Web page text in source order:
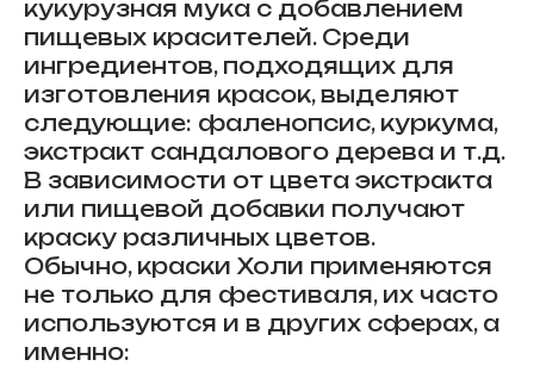
кукурузная мука с добавлением
пищевых красителей. Среди
ингредиентов, подходящих для
изготовления красок, выделяют
следующие: фаленопсис, куркума,
экстракт сандалового дерева и т.д.
В зависимости от цвета экстракта
или пищевой добавки получают
краску различных цветов.
Обычно, краски Холи применяются
не только для фестиваля, их часто
используются и в других сферах, а
именно: